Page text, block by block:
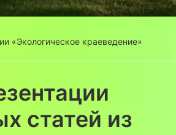
«Экологическое краеведение»
статей из